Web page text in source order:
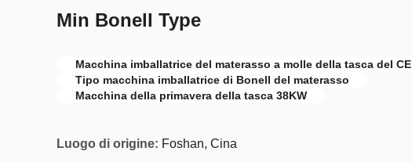
Min Bonell Type
Macchina imballatrice del materasso a molle della tasca del CE
Tipo macchina imballatrice di Bonell del materasso
Macchina della primavera della tasca 38KW
Luogo di origine: Foshan, Cina